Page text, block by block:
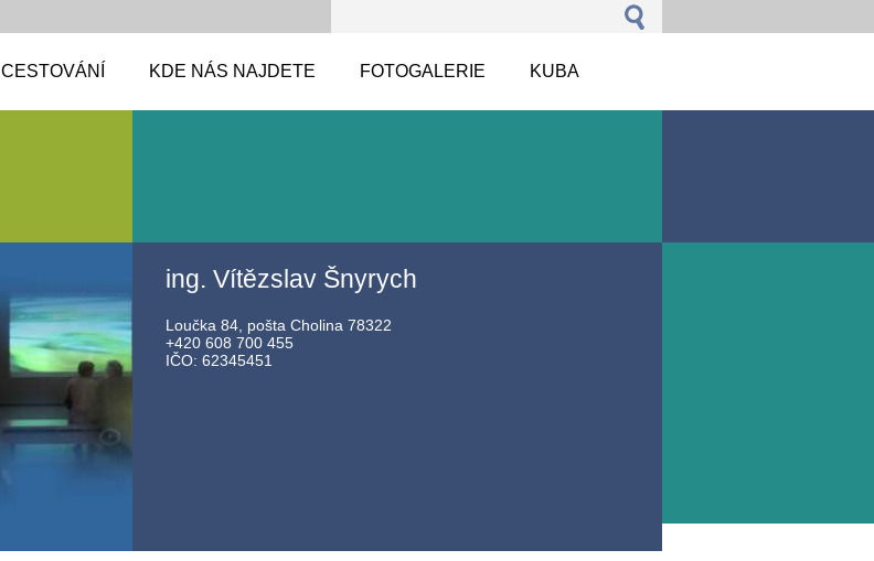
CESTOVÁNÍ KDE NÁS NAJDETE FOTOGALERIE KUBA
ing. Vítězslav Šnyrych
Loučka 84, pošta Cholina 78322
+420 608 700 455
IČO: 62345451